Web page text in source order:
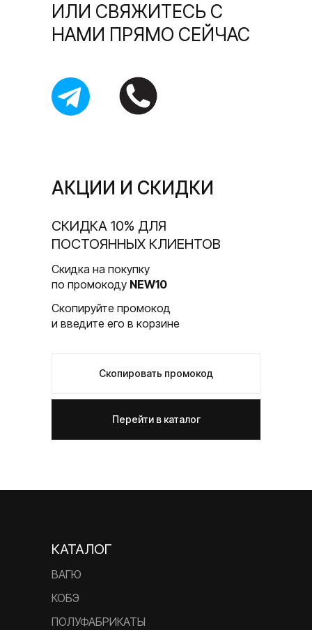
ИЛИ СВЯЖИТЕСЬ С
НАМИ ПРЯМО СЕЙЧАС
АКЦИИ И СКИДКИ
Скидка на покупку
по промокоду NEW10
Скопируйте промокод
и введите его в корзине
CКИДКА 10% ДЛЯ
ПОСТОЯННЫХ КЛИЕНТОВ
Перейти в каталог
Скопировать промокод
КАТАЛОГ
ВАГЮ
КОБЭ
ПОЛУФАБРИКАТЫ